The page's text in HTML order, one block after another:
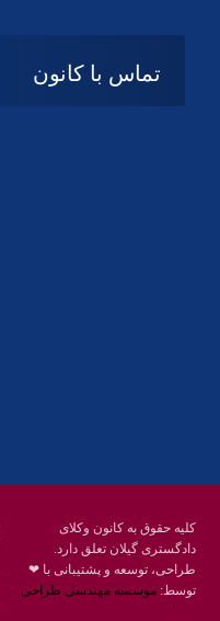
تماس با کانون
کلیه حقوق به کانون وکلای
دادگستری گیلان تعلق دارد.
طراحی، توسعه و پشتیبانی با ❤
توسط:موسسه مهندسی طراحی
محنا